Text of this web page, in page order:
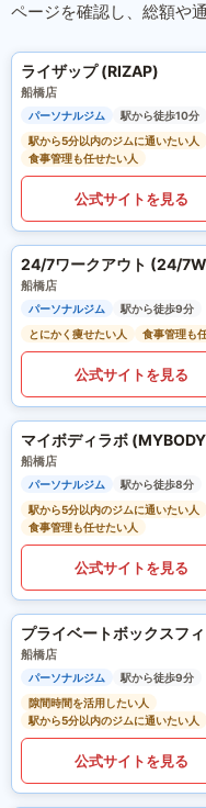
ページを確認し、総額や
ライザップ (RIZAP)
船橋店
パーソナルジム
駅から徒歩10分
駅から5分以内のジムに通いたい人
食事管理も任せたい人
公式サイトを見る
24/7ワークアウト (24/
船橋店
パーソナルジム
駅から徒歩9分
とにかく痩せたい人
食事管理も
公式サイトを見る
マイボディラボ
船橋店
パーソナルジム
駅から徒歩8分
駅から5分以内のジムに通いたい人
食事管理も任せたい人
公式サイトを見る
船橋店
パーソナルジム
駅から徒歩9分
隙間時間を活用したい人
駅から5分以内のジムに通いたい人
公式サイトを見る